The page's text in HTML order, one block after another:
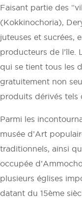
Faisant partie des
(Kokkinochoria),
juteuses et sucrées,
producteurs de l’île.
qui se tient tous les
gratuitement non
produits dérivés tels
Parmi les
musée d’Art
traditionnels, ainsi
occupée
plusieurs églises
datant du 15ème